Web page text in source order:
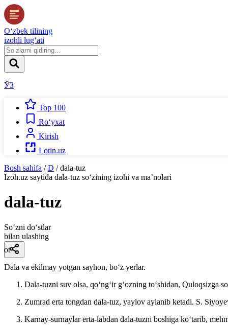
O‘zbek tilining
izohli lug‘ati
ЎЗ
Top 100
Ro‘yxat
Kirish
Lotin.uz
Bosh sahifa / D / dala-tuz
Izoh.uz saytida dala-tuz so‘zining izohi va ma’nolari
dala-tuz
So‘zni do‘stlar
bilan ulashing
ot
Dala va ekilmay yotgan sayhon, boʻz yerlar.
Dala-tuzni suv olsa, qoʻngʻir gʻozning toʻshidan, Quloqsizga
Zumrad erta tongdan dala-tuz, yaylov aylanib ketadi. S.
Karnay-surnaylar erta-labdan dala-tuzni boshiga koʻtarib,